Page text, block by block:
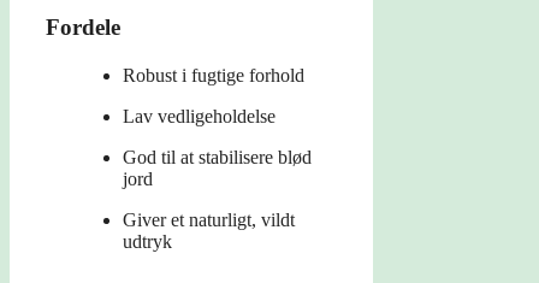
Fordele
Robust i fugtige forhold
Lav vedligeholdelse
God til at stabilisere blød
jord
Giver et naturligt, vildt
udtryk